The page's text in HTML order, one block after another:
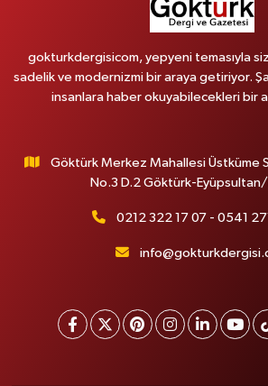
gokturkdergisicom, yepyeni temasıyla
sadelik ve modernizmi bir araya getiriyor.
insanlara haber okuyabilecekleri bir
Göktürk Merkez Mahallesi Üstküme
No.3 D.2 Göktürk-
0212 322 17 07 - 0541